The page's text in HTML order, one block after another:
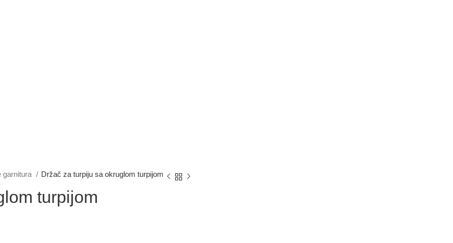
garnitura Držač za turpiju sa okruglom turpijom
turpijom